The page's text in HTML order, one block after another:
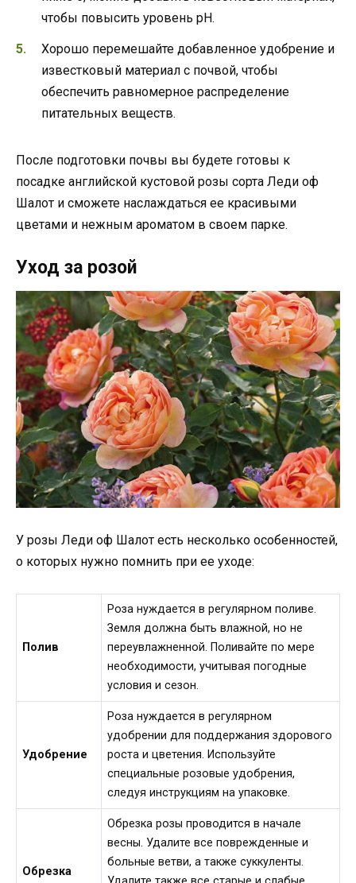
чтобы повысить уровень pH.
Хорошо перемешайте добавленное удобрение и
известковый материал с почвой, чтобы
обеспечить равномерное распределение
питательных веществ.
После подготовки почвы вы будете готовы к
посадке английской кустовой розы сорта Леди оф
Шалот и сможете наслаждаться ее красивыми
цветами и нежным ароматом в своем парке.
Уход за розой
У розы Леди оф Шалот есть несколько особенностей,
о которых нужно помнить при ее уходе:
Полив
Роза нуждается в регулярном поливе.
Земля должна быть влажной, но не
переувлажненной. Поливайте по мере
необходимости, учитывая погодные
условия и сезон.
Удобрение
Роза нуждается в регулярном
удобрении для поддержания здорового
роста и цветения. Используйте
специальные розовые удобрения,
следуя инструкциям на упаковке.
Обрезка
Обрезка розы проводится в начале
весны. Удалите все поврежденные и
больные ветви, а также суккуленты.